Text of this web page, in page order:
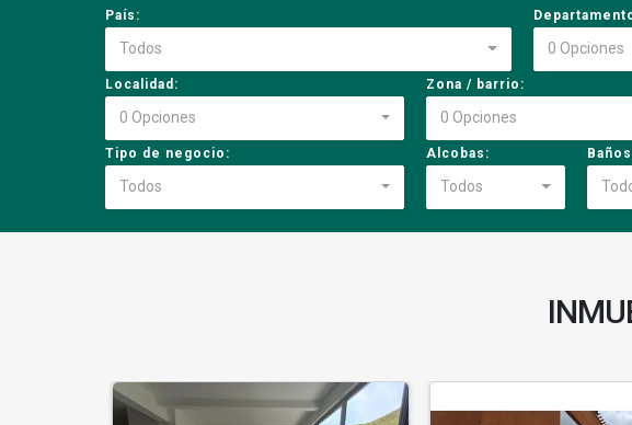
País:
Todos 0 Opciones
Localidad:
0 Opciones
Zona / barrio:
0 Opciones
Tipo de negocio:
Todos
Alcobas:
Todos